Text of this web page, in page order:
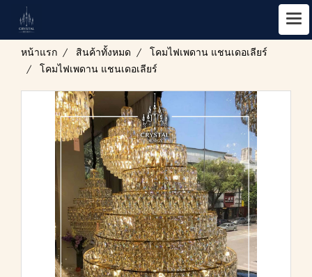
หน้าแรก สินค้าทั้งหมด
โคมไฟเพดาน แชนเดอเลียร์
โคมไฟเพดาน แชนเดอเลียร์